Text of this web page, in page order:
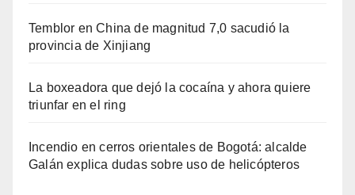
Temblor en China de magnitud 7,0 sacudió la
provincia de Xinjiang
La boxeadora que dejó la cocaína y ahora quiere
triunfar en el ring​
Incendio en cerros orientales de Bogotá: alcalde
Galán explica dudas sobre uso de helicópteros